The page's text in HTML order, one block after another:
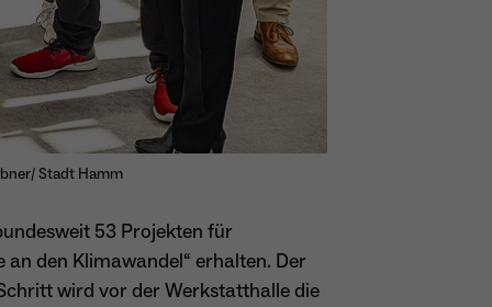
Stadt Hamm
53 Projekten für
den Klimawandel“ erhalten. Der
wird vor der Werkstatthalle die